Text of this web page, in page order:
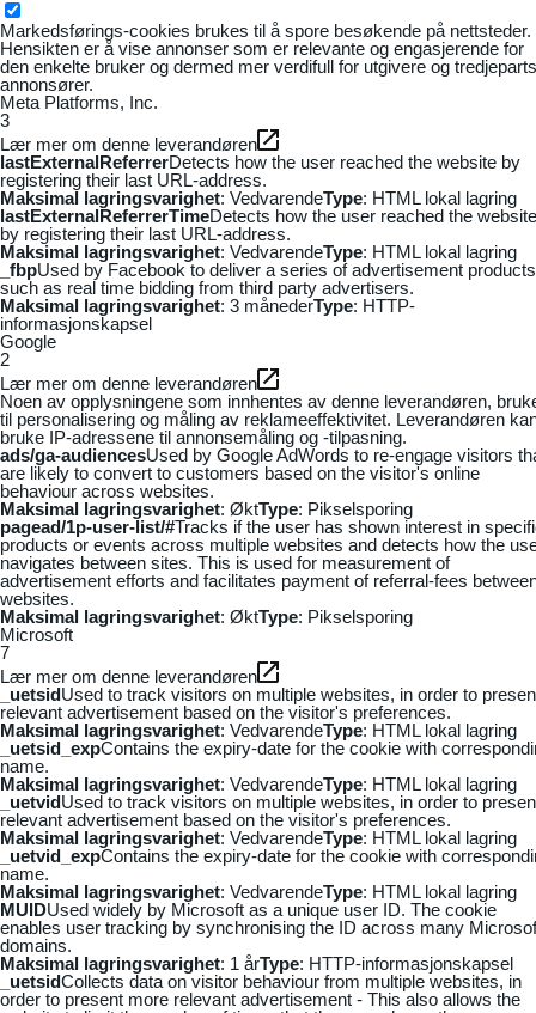
Markedsførings-cookies brukes til å spore besøkende på nettsteder.
Hensikten er å vise annonser som er relevante og engasjerende for
den enkelte bruker og dermed mer verdifull for utgivere og tredjeparts
annonsører.
Meta Platforms, Inc.
3
Lær mer om denne leverandøren
lastExternalReferrerDetects how the user reached the website by
registering their last URL-address.
Maksimal lagringsvarighet: VedvarendeType: HTML lokal lagring
lastExternalReferrerTimeDetects how the user reached the website
by registering their last URL-address.
Maksimal lagringsvarighet: VedvarendeType: HTML lokal lagring
_fbpUsed by Facebook to deliver a series of advertisement products
such as real time bidding from third party advertisers.
Maksimal lagringsvarighet: 3 månederType: HTTP-
informasjonskapsel
Google
2
Lær mer om denne leverandøren
Noen av opplysningene som innhentes av denne leverandøren,
til personalisering og måling av reklameeffektivitet. Leverandøren
bruke IP-adressene til annonsemåling og -tilpasning.
ads/ga-audiencesUsed by Google AdWords to re-engage visitors
are likely to convert to customers based on the visitor's online
behaviour across websites.
Maksimal lagringsvarighet: ØktType: Pikselsporing
pagead/1p-user-list/#Tracks if the user has shown interest in
products or events across multiple websites and detects how the
navigates between sites. This is used for measurement of
advertisement efforts and facilitates payment of referral-fees
websites.
Maksimal lagringsvarighet: ØktType: Pikselsporing
Microsoft
7
Lær mer om denne leverandøren
_uetsidUsed to track visitors on multiple websites, in order to
relevant advertisement based on the visitor's preferences.
Maksimal lagringsvarighet: VedvarendeType: HTML lokal lagring
_uetsid_expContains the expiry-date for the cookie with
name.
Maksimal lagringsvarighet: VedvarendeType: HTML lokal lagring
_uetvidUsed to track visitors on multiple websites, in order to
relevant advertisement based on the visitor's preferences.
Maksimal lagringsvarighet: VedvarendeType: HTML lokal lagring
_uetvid_expContains the expiry-date for the cookie with
name.
Maksimal lagringsvarighet: VedvarendeType: HTML lokal lagring
MUIDUsed widely by Microsoft as a unique user ID. The cookie
enables user tracking by synchronising the ID across many
domains.
Maksimal lagringsvarighet: 1 årType: HTTP-informasjonskapsel
_uetsidCollects data on visitor behaviour from multiple websites, in
order to present more relevant advertisement - This also allows the